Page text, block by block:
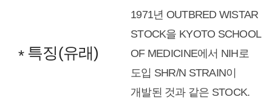
특징(유래)
1971년 OUTBRED WISTAR
STOCK을 KYOTO SCHOOL
OF MEDICINE에서 NIH로
도입 SHR/N STRAIN이
개발된 것과 같은 STOCK.